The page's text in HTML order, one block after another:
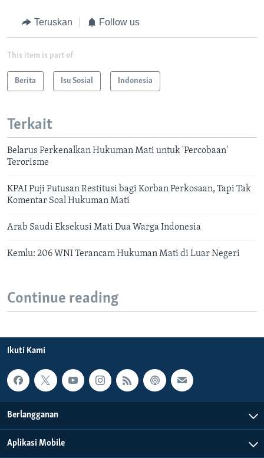
Teruskan Follow us
This item is part of
Berita Isu Sosial Indonesia
Terkait
Belarus Perkenalkan Hukuman Mati untuk 'Percobaan'
Terorisme
KPAI Puji Putusan Restitusi bagi Korban Perkosaan, Tapi Tak
Komentar Soal Hukuman Mati
Arab Saudi Eksekusi Mati Dua Warga Indonesia
Kemlu: 206 WNI Terancam Hukuman Mati di Luar Negeri
Continue reading
Ikuti Kami
Berlangganan
Aplikasi Mobile